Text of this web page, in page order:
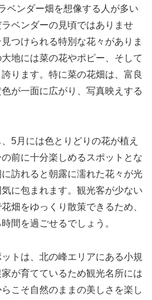
ベンダー畑を想像する人が多い
ベンダーの見頃ではありませ
つけられる特別な花々がありま
地には菜の花やポピー、そして
ります。特に菜の花畑は、富良
が一面に広がり、写真映えする
5月には色とりどりの花が植え
前に十分楽しめるスポットとな
訪れると朝露に濡れた花々が光
に包まれます。観光客が少ない
畑をゆっくり散策できるため、
間を過ごせるでしょう。
トは、北の峰エリアにある小規
が育てているため観光名所には
こそ自然のままの美しさを楽し